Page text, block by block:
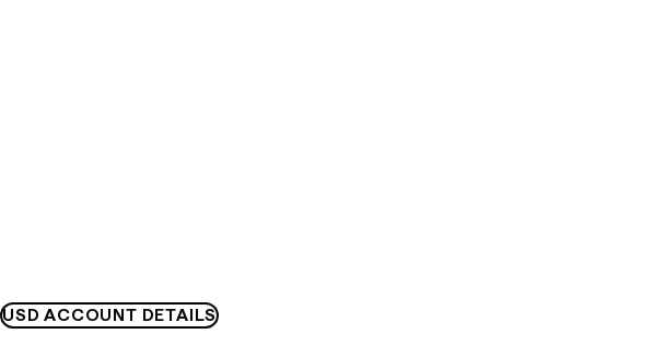
USD ACCOUNT DETAILS